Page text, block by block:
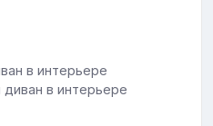
в интерьере